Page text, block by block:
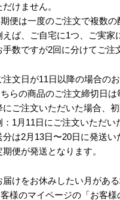
だけません。
便は一度のご注文で複数の
えば、ご自宅に1つ、ご実家
手数ですが2回に分けてご注
注文日が11日以降の場合の
らの商品のご注文締切日
にご注文いただいた場合、
：1月11日にご注文いただ
分は2月13日〜20日に発送
期便が発送となります。
届けをお休みしたい月があ
様のマイページの「お客